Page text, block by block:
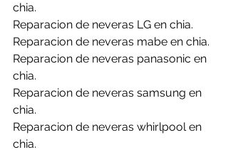
chia.
Reparacion de neveras LG en chia.
Reparacion de neveras mabe en chia.
Reparacion de neveras panasonic en
chia.
Reparacion de neveras samsung en
chia.
Reparacion de neveras whirlpool en
chia.